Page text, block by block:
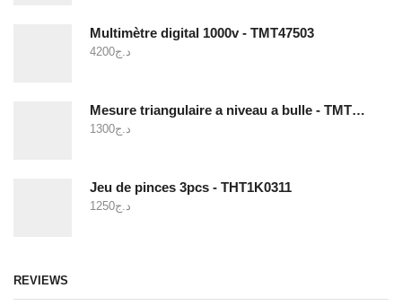
Multimètre digital 1000v - TMT47503
د.ج4200
Mesure triangulaire a niveau a bulle - TMT646003
د.ج1300
Jeu de pinces 3pcs - THT1K0311
د.ج1250
REVIEWS